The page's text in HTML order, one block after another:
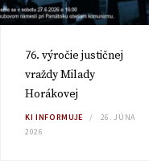
76. výročie justičnej
vraždy Milady
Horákovej
KI INFORMUJE
26. JÚNA
2026